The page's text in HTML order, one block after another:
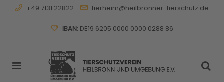
+49 7131 22822 tierheim@heilbronner-tierschutz.de
IBAN:DE19 6205 0000 0000 0288 86